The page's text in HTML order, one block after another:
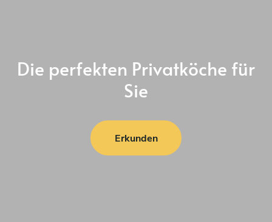
Die perfekten Privatköche für
Sie
Erkunden